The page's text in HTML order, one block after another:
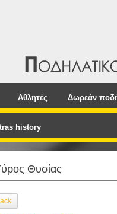
Αθλητές Δωρεάν
history
Θυσίας